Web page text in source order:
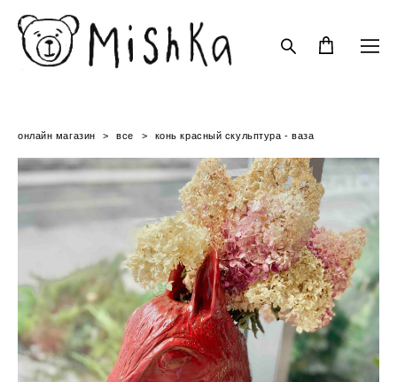
онлайн магазин > все > конь красный скульптура - ваза